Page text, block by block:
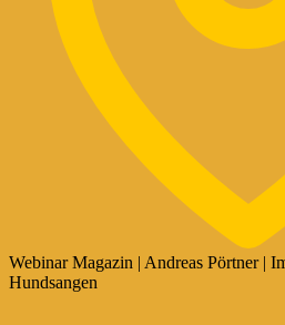
Webinar Magazin | Andreas Pörtner |
Hundsangen